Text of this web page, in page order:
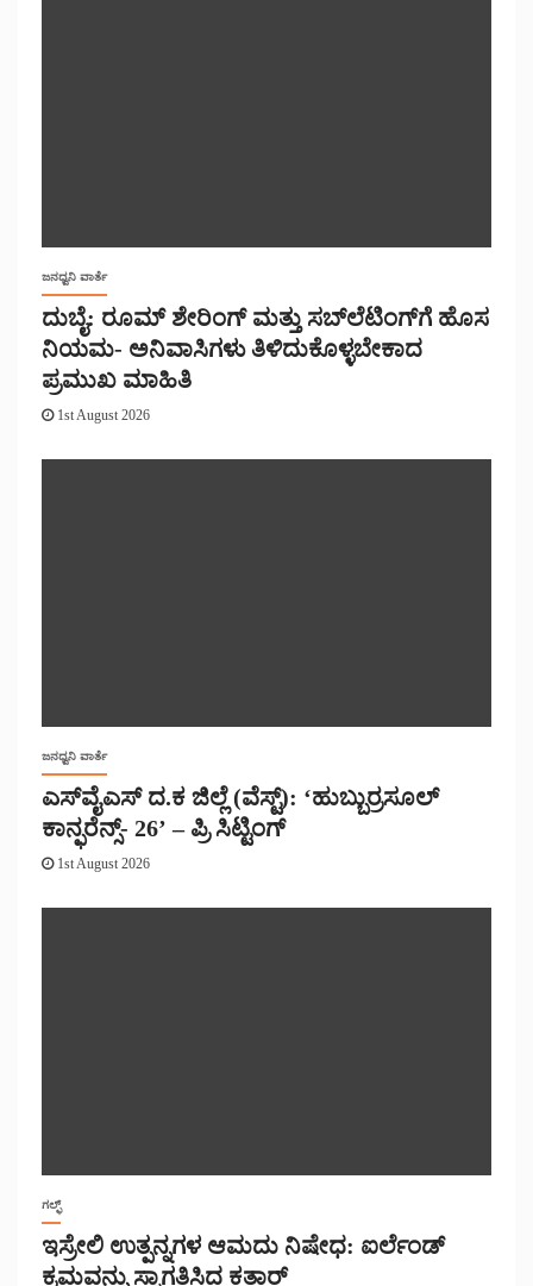
ಜನಧ್ವನಿ ವಾರ್ತೆ
ದುಬೈ: ರೂಮ್ ಶೇರಿಂಗ್ ಮತ್ತು ಸಬ್‌ಲೆಟಿಂಗ್‌ಗೆ ಹೊಸ
ನಿಯಮ- ಅನಿವಾಸಿಗಳು ತಿಳಿದುಕೊಳ್ಳಬೇಕಾದ
ಪ್ರಮುಖ ಮಾಹಿತಿ
1st August 2026
ಜನಧ್ವನಿ ವಾರ್ತೆ
ಎಸ್‌ವೈಎಸ್ ದ.ಕ ಜಿಲ್ಲೆ (ವೆಸ್ಟ್): ‘ಹುಬ್ಬುರ್ರಸೂಲ್
ಕಾನ್ಫರೆನ್ಸ್- 26’ – ಪ್ರಿ ಸಿಟ್ಟಿಂಗ್
1st August 2026
ಗಲ್ಫ್
ಇಸ್ರೇಲಿ ಉತ್ಪನ್ನಗಳ ಆಮದು ನಿಷೇಧ: ಐರ್ಲೆಂಡ್
ಕ್ರಮವನ್ನು ಸ್ವಾಗತಿಸಿದ ಕತಾರ್